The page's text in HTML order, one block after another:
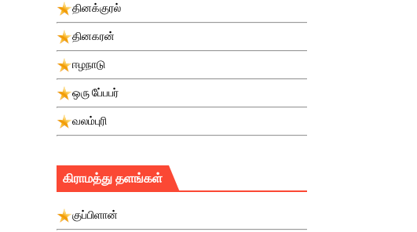
தினக்குரல்
தினகரன்
ஈழநாடு
ஒரு பே்பபர்
வலம்புரி
கிராமத்து தளங்கள்
குப்பிளான்